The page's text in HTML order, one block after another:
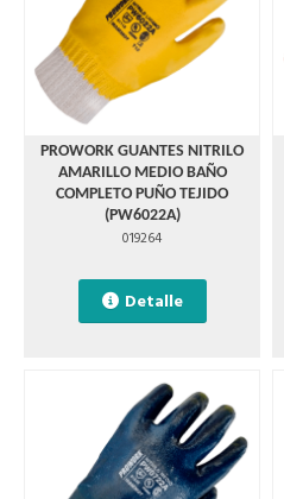
PROWORK GUANTES NITRILO
AMARILLO MEDIO BAÑO
COMPLETO PUÑO TEJIDO
(PW6022A)
019264
Detalle